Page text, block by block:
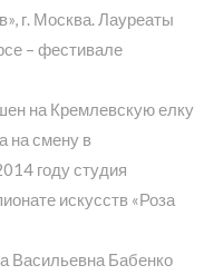
г. Москва. Лауреаты
– фестивале
на Кремлевскую елку
на смену в
году студия
искусств «Роза
Васильевна Бабенко